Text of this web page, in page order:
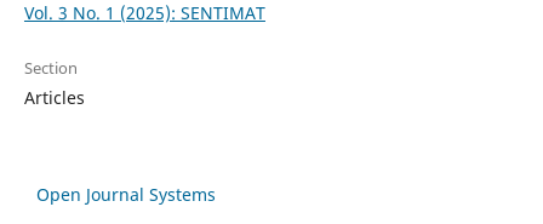
Vol. 3 No. 1 (2025): SENTIMAT
Section
Articles
Open Journal Systems